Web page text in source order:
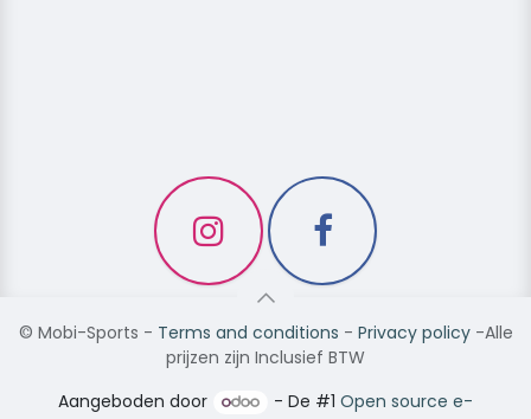
© Mobi-Sports - Terms and conditions - Privacy policy-Alle
prijzen zijn Inclusief BTW
Aangeboden door
- De #1Open source e-